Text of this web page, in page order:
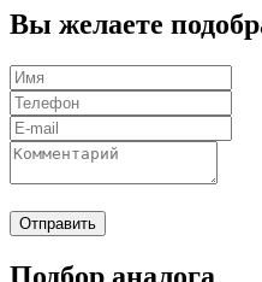
Вы желаете
Отправить